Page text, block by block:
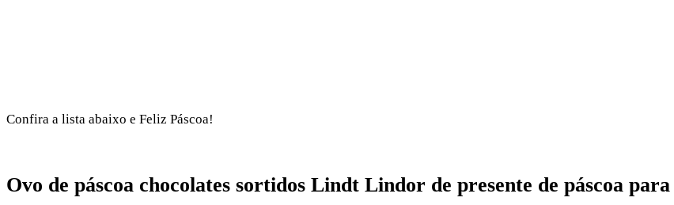
Confira a lista abaixo e Feliz Páscoa!
Ovo de páscoa chocolates sortidos Lindt Lindor de presente de páscoa